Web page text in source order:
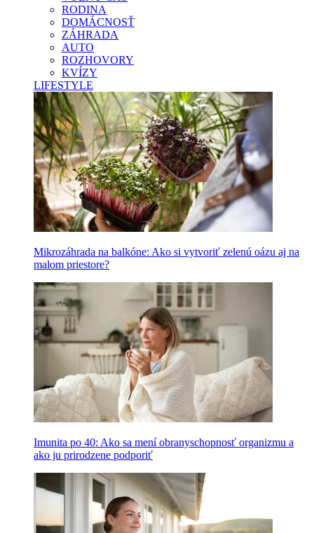
RODINA
DOMÁCNOSŤ
ZÁHRADA
AUTO
ROZHOVORY
KVÍZY
LIFESTYLE
Mikrozáhrada na balkóne: Ako si vytvoriť zelenú oázu aj na
malom priestore?
Imunita po 40: Ako sa mení obranyschopnosť organizmu a
ako ju prirodzene podporiť